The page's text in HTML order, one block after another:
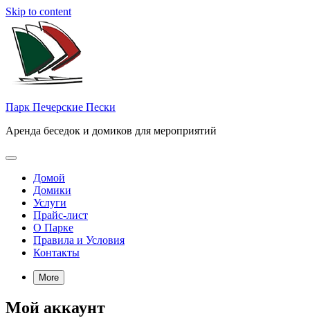
Skip to content
Парк Печерские Пески
Аренда беседок и домиков для мероприятий
Домой
Домики
Услуги
Прайс-лист
О Парке
Правила и Условия
Контакты
More
Мой аккаунт